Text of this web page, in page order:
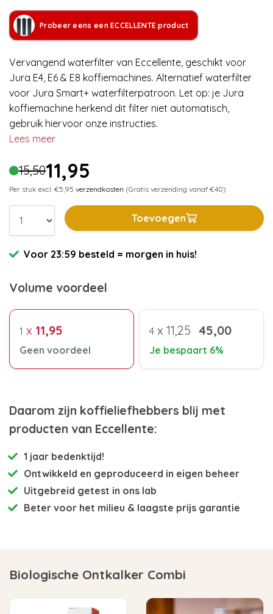
Probeer eens een ECCELLENTE product
Vervangend waterfilter van Eccellente, geschikt voor
Jura E4, E6 & E8 koffiemachines. Alternatief waterfilter
voor Jura Smart+ waterfilterpatroon. Let op: je Jura
koffiemachine herkend dit filter niet automatisch,
gebruik hiervoor onze instructies.
Lees meer
15,5011,95
Per stuk excl. €5,95 verzendkosten (Gratis verzending vanaf €40)
Toevoegen
Voor 23:59 besteld = morgen in huis!
Volume voordeel
1 x 11,95
Geen voordeel
4 x 11,25 45,00
Je bespaart 6%
Daarom zijn koffieliefhebbers blij met
producten van Eccellente:
1 jaar bedenktijd!
Ontwikkeld en geproduceerd in eigen beheer
Uitgebreid getest in ons lab
Beter voor het milieu & laagste prijs garantie
Biologische Ontkalker Combi